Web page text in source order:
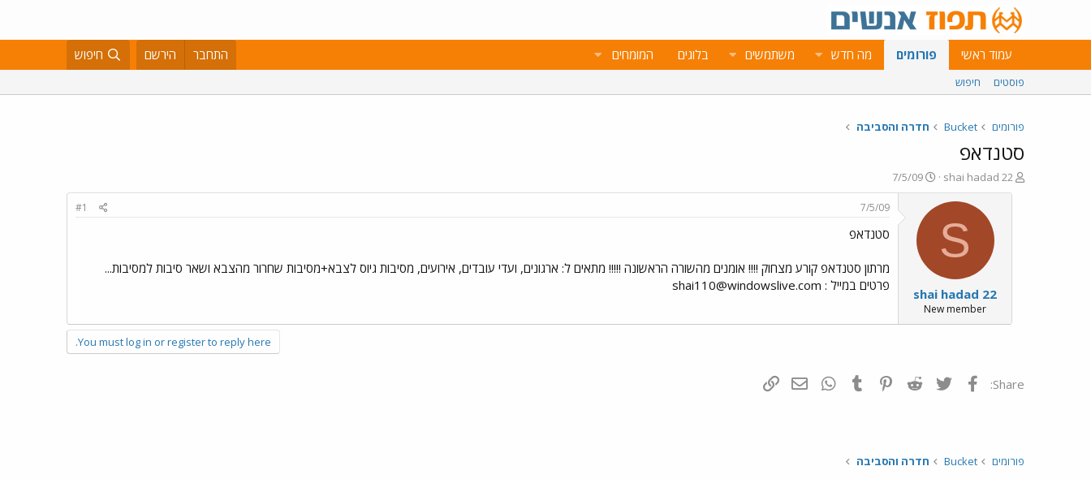
עמוד ראשי פורומים מה חדש משתמשים בלוגים המומחים התחבר הירשם חיפוש
פוסטים חיפוש
פורומים Bucket חדרה והסביבה
סטנדאפ
פ
ו
shai hadad 22
פ
ו
ס
ם
ב
ת
ר
ך
7/5/09
S
shai hadad 22
New member
7/5/09
#1
סטנדאפ
מרתון סטנדאפ קורע מצחוק !!!! אומנים מהשורה הראשונה !!!!! מתאים ל: ארגונים, ועדי עובדים, אירועים, מסיבות גיוס לצבא+מסיבות שחרור מהצבא ושאר סיבות למסיבות...
פרטים במייל : shai110@windowslive.com
You must log in or register to reply here.
Share: פייסבוק Twitter
Reddit
Pinterest
Tumblr
WhatsAppדואר אלקטרוני
פורומים Bucket חדרה והסביבה